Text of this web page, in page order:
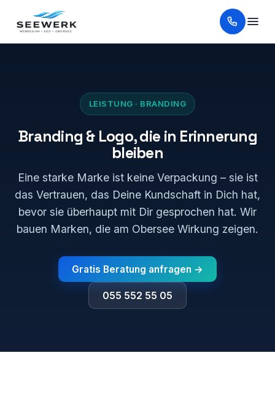
LEISTUNG · BRANDING
Branding & Logo, die in Erinnerung
bleiben
Eine starke Marke ist keine Verpackung – sie ist
das Vertrauen, das Deine Kundschaft in Dich hat,
bevor sie überhaupt mit Dir gesprochen hat. Wir
bauen Marken, die am Obersee Wirkung zeigen.
Gratis Beratung anfragen →
055 552 55 05